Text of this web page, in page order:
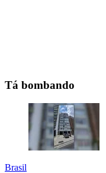
Tá bombando
Brasil